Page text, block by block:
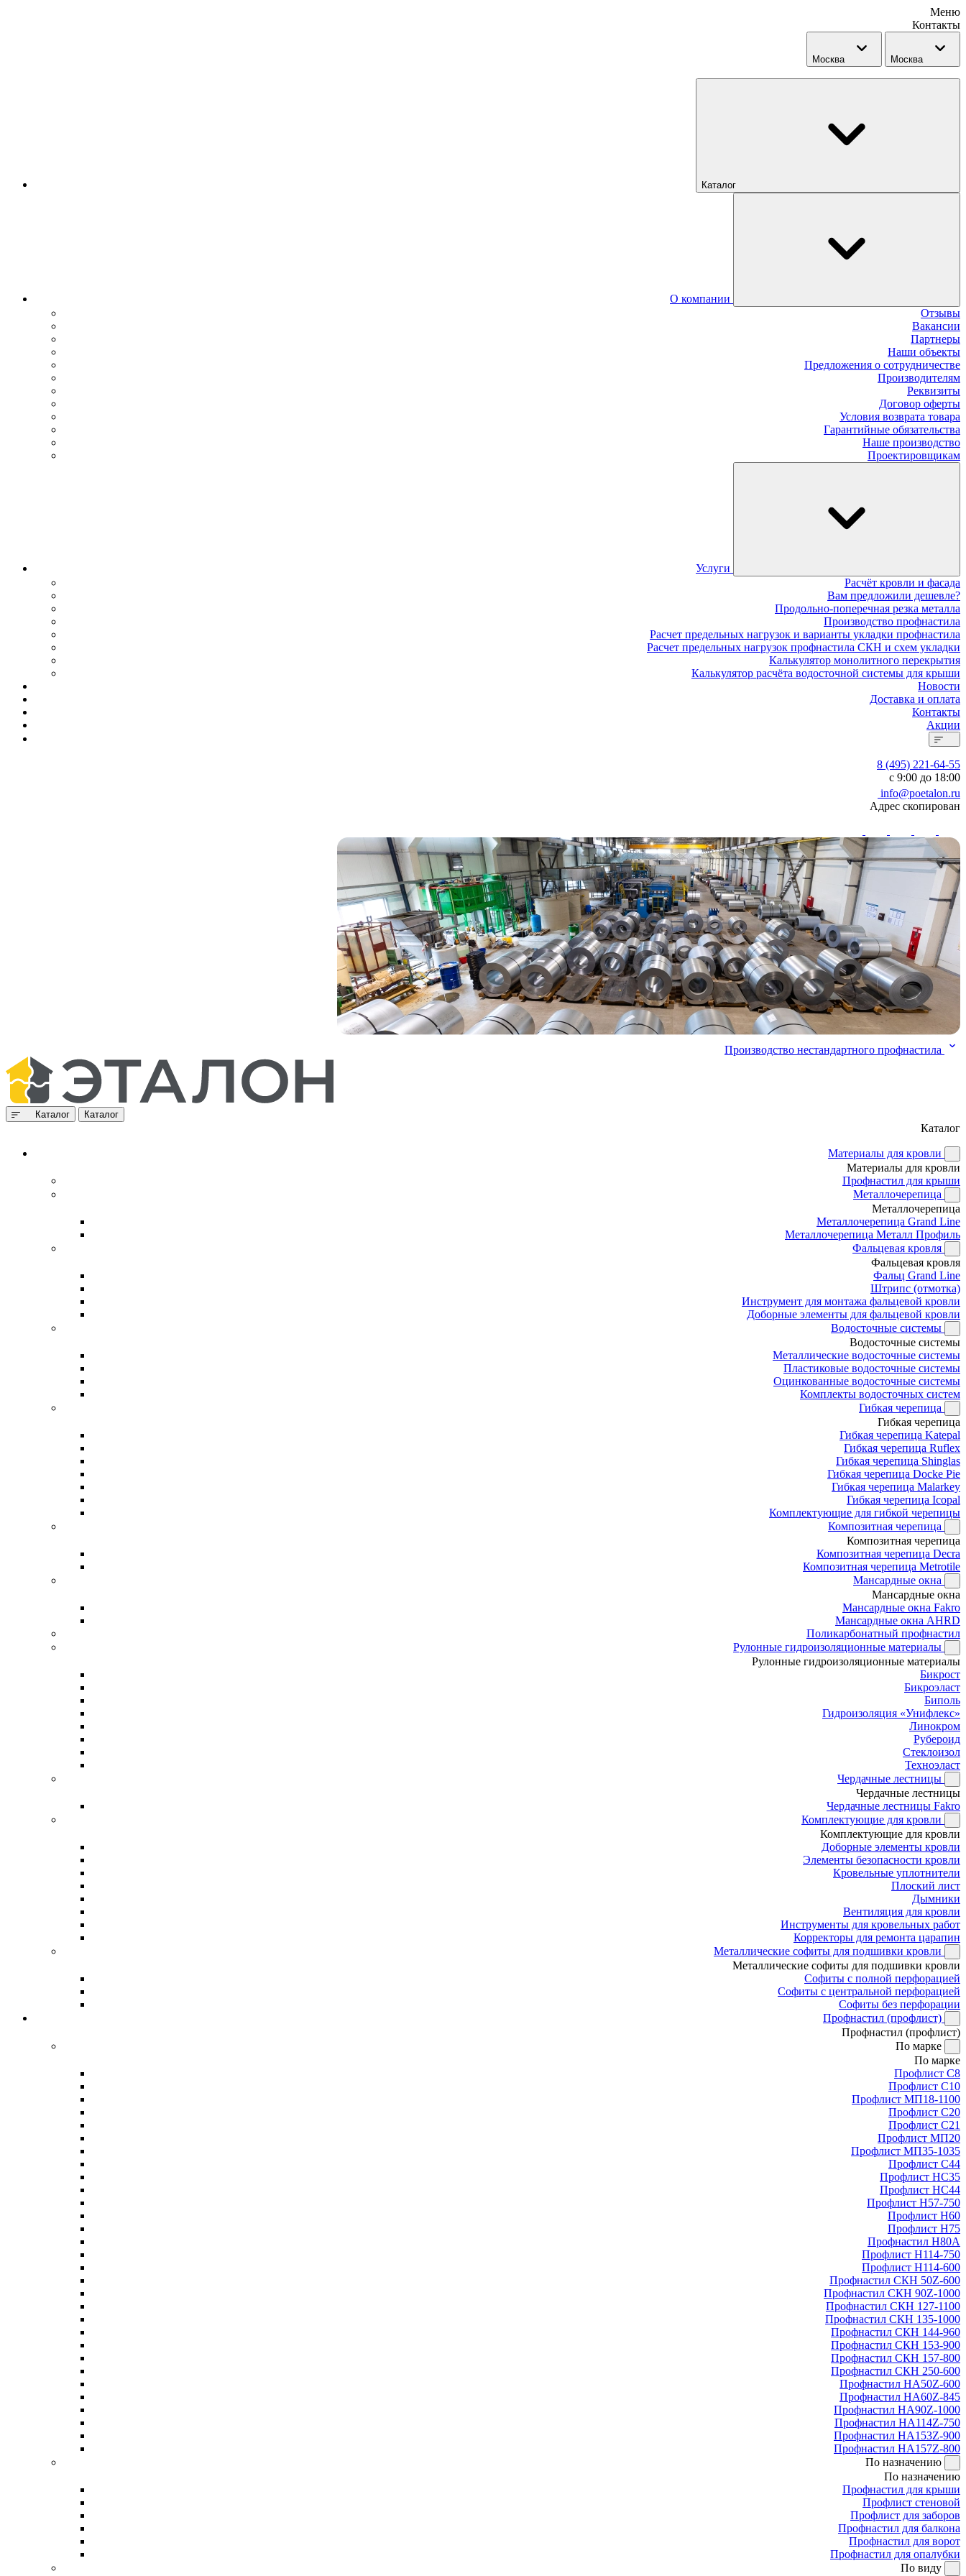
Меню
Контакты
Москва Москва
Каталог
О компании
Отзывы
Вакансии
Партнеры
Наши объекты
Предложения о сотрудничестве
Производителям
Реквизиты
Договор оферты
Условия возврата товара
Гарантийные обязательства
Наше производство
Проектировщикам
Услуги
Расчёт кровли и фасада
Вам предложили дешевле?
Продольно-поперечная резка металла
Производство профнастила
Расчет предельных нагрузок и варианты укладки профнастила
Расчет предельных нагрузок профнастила СКН и схем укладки
Калькулятор монолитного перекрытия
Калькулятор расчёта водосточной системы для крыши
Новости
Доставка и оплата
Контакты
Акции
8 (495) 221-64-55
с 9:00 до 18:00
info@poetalon.ru
Адрес скопирован
Производство нестандартного профнастила
Каталог Каталог
Каталог
Материалы для кровли
Материалы для кровли
Профнастил для крыши
Металлочерепица
Металлочерепица
Металлочерепица Grand Line
Металлочерепица Металл Профиль
Фальцевая кровля
Фальцевая кровля
Фальц Grand Line
Штрипс (отмотка)
Инструмент для монтажа фальцевой кровли
Доборные элементы для фальцевой кровли
Водосточные системы
Водосточные системы
Металлические водосточные системы
Пластиковые водосточные системы
Оцинкованные водосточные системы
Комплекты водосточных систем
Гибкая черепица
Гибкая черепица
Гибкая черепица Katepal
Гибкая черепица Ruflex
Гибкая черепица Shinglas
Гибкая черепица Docke Pie
Гибкая черепица Malarkey
Гибкая черепица Icopal
Комплектующие для гибкой черепицы
Композитная черепица
Композитная черепица
Композитная черепица Decra
Композитная черепица Metrotile
Мансардные окна
Мансардные окна
Мансардные окна Fakro
Мансардные окна AHRD
Поликарбонатный профнастил
Рулонные гидроизоляционные материалы
Рулонные гидроизоляционные материалы
Бикрост
Бикроэласт
Биполь
Гидроизоляция «Унифлекс»
Линокром
Рубероид
Стеклоизол
Техноэласт
Чердачные лестницы
Чердачные лестницы
Чердачные лестницы Fakro
Комплектующие для кровли
Комплектующие для кровли
Доборные элементы кровли
Элементы безопасности кровли
Кровельные уплотнители
Плоский лист
Дымники
Вентиляция для кровли
Инструменты для кровельных работ
Корректоры для ремонта царапин
Металлические софиты для подшивки кровли
Металлические софиты для подшивки кровли
Софиты с полной перфорацией
Софиты с центральной перфорацией
Софиты без перфорации
Профнастил (профлист)
Профнастил (профлист)
По марке
По марке
Профлист С8
Профлист С10
Профлист МП18-1100
Профлист С20
Профлист С21
Профлист МП20
Профлист МП35-1035
Профлист С44
Профлист НС35
Профлист НС44
Профлист Н57-750
Профлист Н60
Профлист Н75
Профнастил Н80А
Профлист Н114-750
Профлист Н114-600
Профнастил СКН 50Z-600
Профнастил СКН 90Z-1000
Профнастил СКН 127-1100
Профнастил СКН 135-1000
Профнастил СКН 144-960
Профнастил СКН 153-900
Профнастил СКН 157-800
Профнастил СКН 250-600
Профнастил НА50Z-600
Профнастил НА60Z-845
Профнастил НА90Z-1000
Профнастил НА114Z-750
Профнастил НА153Z-900
Профнастил НА157Z-800
По назначению
По назначению
Профнастил для крыши
Профлист стеновой
Профлист для заборов
Профнастил для балкона
Профнастил для ворот
Профнастил для опалубки
По виду